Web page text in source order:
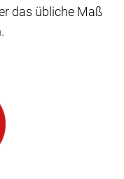
das übliche Maß